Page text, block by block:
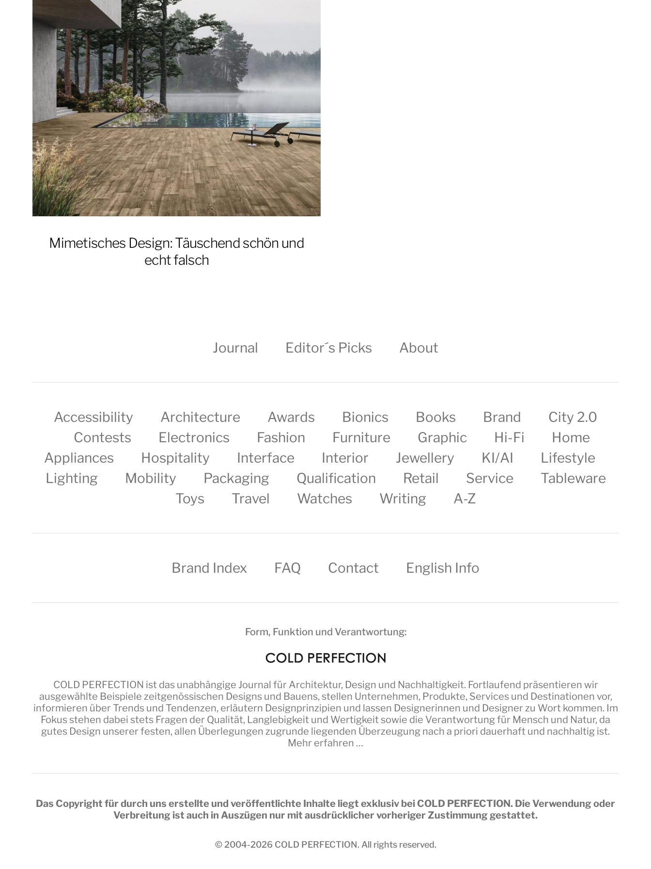
Mimetisches Design: Täuschend schön und
echt falsch
Journal Editor´s Picks About
Accessibility Architecture Awards Bionics Books Brand
City 2.0
Contests
Electronics Fashion Furniture Graphic Hi-Fi
Home
Appliances
Hospitality Interface Interior Jewellery KI/AI
Lifestyle
Lighting
Mobility Packaging Qualification Retail Service
Tableware
Toys
Travel Watches Writing A-Z
Brand Index FAQ Contact English Info
Form, Funktion und Verantwortung:
COLD PERFECTION ist das unabhängige Journal für Architektur, Design und Nachhaltigkeit. Fortlaufend präsentieren wir
ausgewählte Beispiele zeitgenössischen Designs und Bauens, stellen Unternehmen, Produkte, Services und Destinationen vor,
informieren über Trends und Tendenzen, erläutern Designprinzipien und lassen Designerinnen und Designer zu Wort kommen. Im
Fokus stehen dabei stets Fragen der Qualität, Langlebigkeit und Wertigkeit sowie die Verantwortung für Mensch und Natur, da
gutes Design unserer festen, allen Überlegungen zugrunde liegenden Überzeugung nach a priori dauerhaft und nachhaltig ist.
Mehr erfahren …
Das Copyright für durch uns erstellte und veröffentlichte Inhalte liegt exklusiv bei COLD PERFECTION. Die Verwendung oder
Verbreitung ist auch in Auszügen nur mit ausdrücklicher vorheriger Zustimmung gestattet.
© 2004-2026 COLD PERFECTION. All rights reserved.